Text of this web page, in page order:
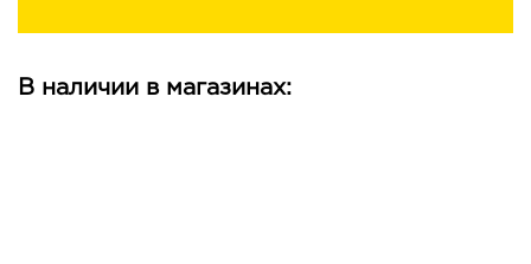
В наличии в магазинах: